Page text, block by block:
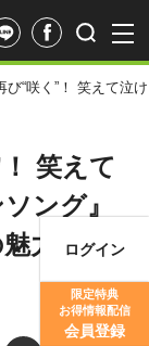
ログイン
限定特典
お得情報配信
会員登録
び“咲く”！ 笑えて泣
笑えて
ング』
力